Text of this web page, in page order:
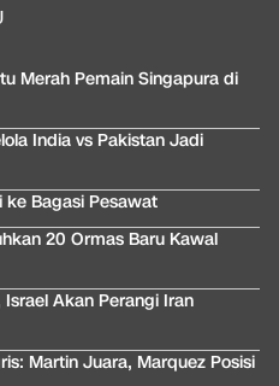
Merah Pemain Singapura di
India vs Pakistan Jadi
ke Bagasi Pesawat
20 Ormas Baru Kawal
Akan Perangi Iran
Martin Juara, Marquez Posisi